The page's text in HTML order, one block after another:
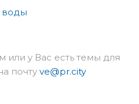
воды
или у Вас есть темы для
почту ve@pr.city